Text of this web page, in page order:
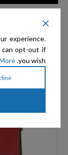
מוצרים
experience.
can opt-out if
you wish.